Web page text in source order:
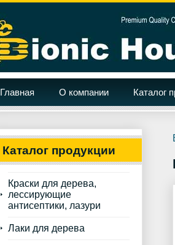
Главная О компании Каталог
Каталог продукции
Краски для дерева,
лессирующие
антисептики, лазури
Лаки для дерева